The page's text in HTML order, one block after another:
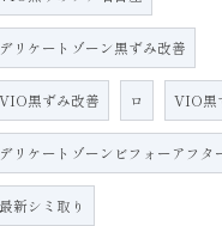
デリケートゾーン黒ずみ改善
VIO黒ずみ改善 ロ VIO黒
デリケートゾーンビフォーアフタ
最新シミ取り